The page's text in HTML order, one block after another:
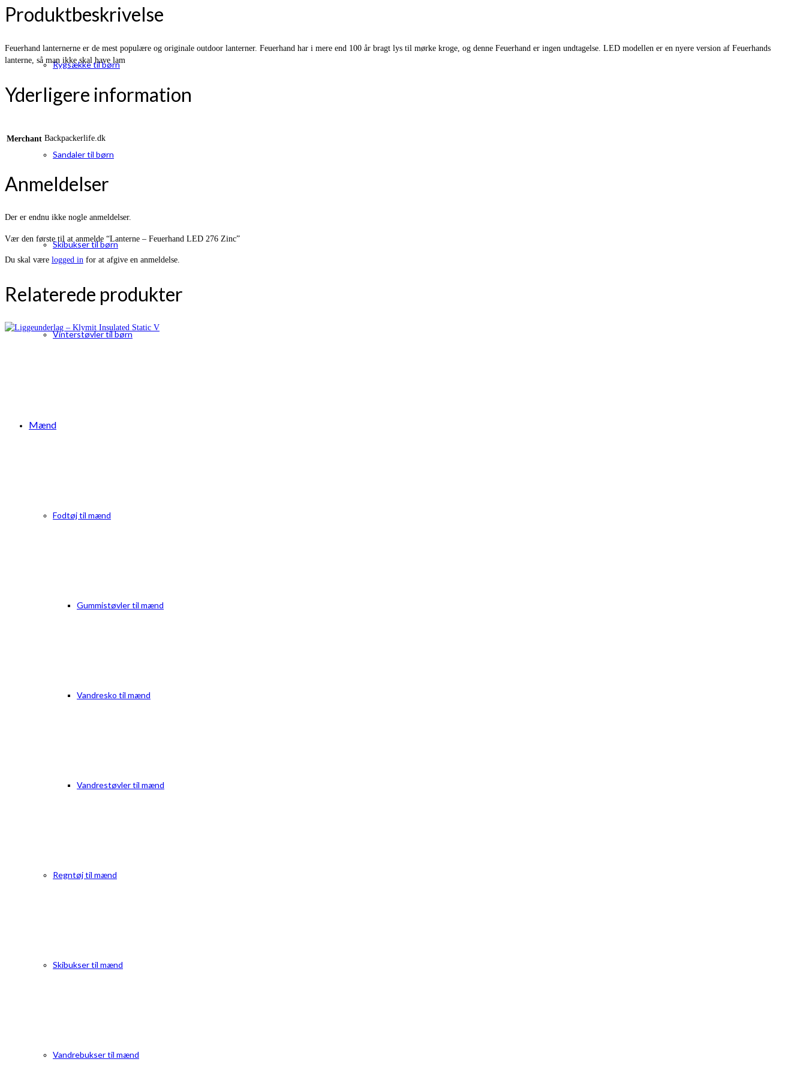
Rygsække til børn
Sandaler til børn
Skibukser til børn
Vinterstøvler til børn
Mænd
Fodtøj til mænd
Gummistøvler til mænd
Vandresko til mænd
Vandrestøvler til mænd
Regntøj til mænd
Skibukser til mænd
Vandrebukser til mænd
Produktbeskrivelse
Feuerhand lanternerne er de mest populære og originale outdoor lanterner. Feuerhand har i mere end 100 år bragt lys til mørke kroge, og denne Feuerhand er ingen undtagelse. LED modellen er en nyere version af Feuerhands
lanterne, så man ikke skal have lam
Yderligere information
Merchant Backpackerlife.dk
Anmeldelser
Der er endnu ikke nogle anmeldelser.
Vær den første til at anmelde “Lanterne – Feuerhand LED 276 Zinc”
Du skal være logged in for at afgive en anmeldelse.
Relaterede produkter